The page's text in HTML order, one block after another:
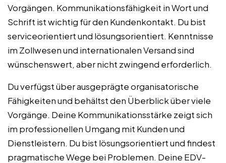
Vorgängen. Kommunikationsfähigkeit in Wort und
Schrift ist wichtig für den Kundenkontakt. Du bist
serviceorientiert und lösungsorientiert. Kenntnisse
im Zollwesen und internationalen Versand sind
wünschenswert, aber nicht zwingend erforderlich.
Du verfügst über ausgeprägte organisatorische
Fähigkeiten und behältst den Überblick über viele
Vorgänge. Deine Kommunikationsstärke zeigt sich
im professionellen Umgang mit Kunden und
Dienstleistern. Du bist lösungsorientiert und findest
pragmatische Wege bei Problemen. Deine EDV-